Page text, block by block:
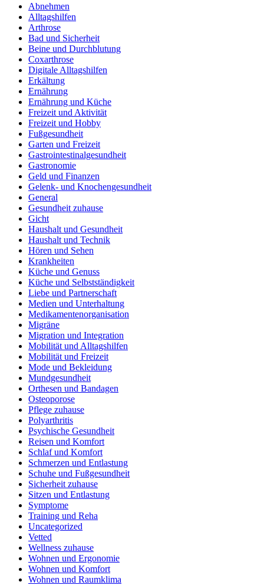
Abnehmen
Alltagshilfen
Arthrose
Bad und Sicherheit
Beine und Durchblutung
Coxarthrose
Digitale Alltagshilfen
Erkältung
Ernährung
Ernährung und Küche
Freizeit und Aktivität
Freizeit und Hobby
Fußgesundheit
Garten und Freizeit
Gastrointestinalgesundheit
Gastronomie
Geld und Finanzen
Gelenk- und Knochengesundheit
General
Gesundheit zuhause
Gicht
Haushalt und Gesundheit
Haushalt und Technik
Hören und Sehen
Krankheiten
Küche und Genuss
Küche und Selbstständigkeit
Liebe und Partnerschaft
Medien und Unterhaltung
Medikamentenorganisation
Migräne
Migration und Integration
Mobilität und Alltagshilfen
Mobilität und Freizeit
Mode und Bekleidung
Mundgesundheit
Orthesen und Bandagen
Osteoporose
Pflege zuhause
Polyarthritis
Psychische Gesundheit
Reisen und Komfort
Schlaf und Komfort
Schmerzen und Entlastung
Schuhe und Fußgesundheit
Sicherheit zuhause
Sitzen und Entlastung
Symptome
Training und Reha
Uncategorized
Vetted
Wellness zuhause
Wohnen und Ergonomie
Wohnen und Komfort
Wohnen und Raumklima